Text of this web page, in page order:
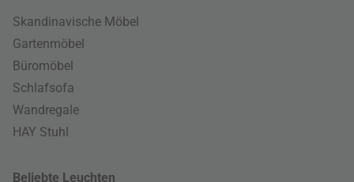
Skandinavische Möbel
Gartenmöbel
Büromöbel
Schlafsofa
Wandregale
HAY Stuhl
Beliebte Leuchten